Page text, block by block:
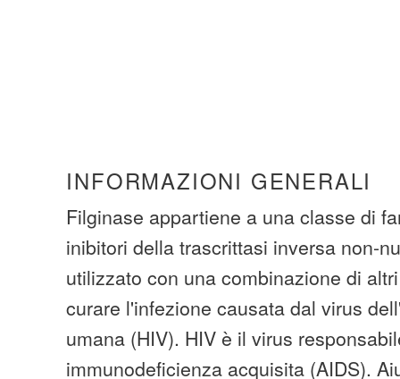
INFORMAZIONI GENERALI
Filginase appartiene a una classe di
inibitori della trascrittasi inversa non-
utilizzato con una combinazione di
curare l'infezione causata dal virus
umana (HIV). HIV è il virus
immunodeficienza acquisita (AIDS).